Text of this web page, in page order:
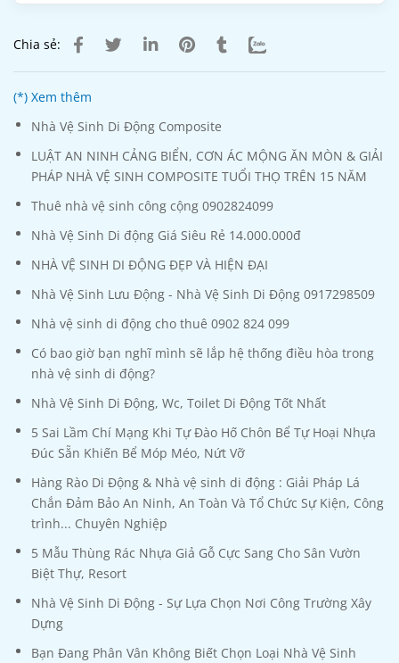
Chia sẻ:
(*) Xem thêm
Nhà Vệ Sinh Di Động Composite
LUẬT AN NINH CẢNG BIỂN, CƠN ÁC MỘNG ĂN MÒN & GIẢI
PHÁP NHÀ VỆ SINH COMPOSITE TUỔI THỌ TRÊN 15 NĂM
Thuê nhà vệ sinh công cộng 0902824099
Nhà Vệ Sinh Di động Giá Siêu Rẻ 14.000.000đ
NHÀ VỆ SINH DI ĐỘNG ĐẸP VÀ HIỆN ĐẠI
Nhà Vệ Sinh Lưu Động - Nhà Vệ Sinh Di Động 0917298509
Nhà vệ sinh di động cho thuê 0902 824 099
Có bao giờ bạn nghĩ mình sẽ lắp hệ thống điều hòa trong
nhà vệ sinh di động?
Nhà Vệ Sinh Di Động, Wc, Toilet Di Động Tốt Nhất
5 Sai Lầm Chí Mạng Khi Tự Đào Hố Chôn Bể Tự Hoại Nhựa
Đúc Sẵn Khiến Bể Móp Méo, Nứt Vỡ
Hàng Rào Di Động & Nhà vệ sinh di động : Giải Pháp Lá
Chắn Đảm Bảo An Ninh, An Toàn Và Tổ Chức Sự Kiện, Công
trình... Chuyên Nghiệp
5 Mẫu Thùng Rác Nhựa Giả Gỗ Cực Sang Cho Sân Vườn
Biệt Thự, Resort
Nhà Vệ Sinh Di Động - Sự Lựa Chọn Nơi Công Trường Xây
Dựng
Bạn Đang Phân Vân Không Biết Chọn Loại Nhà Vệ Sinh